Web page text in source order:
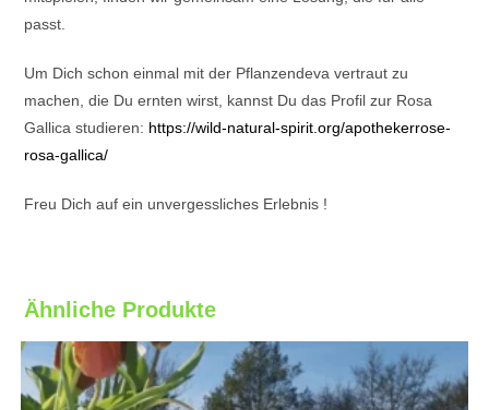
passt.
Um Dich schon einmal mit der Pflanzendeva vertraut zu
machen, die Du ernten wirst, kannst Du das Profil zur Rosa
Gallica studieren: https://wild-natural-spirit.org/apothekerrose-
rosa-gallica/
Freu Dich auf ein unvergessliches Erlebnis !
Ähnliche Produkte